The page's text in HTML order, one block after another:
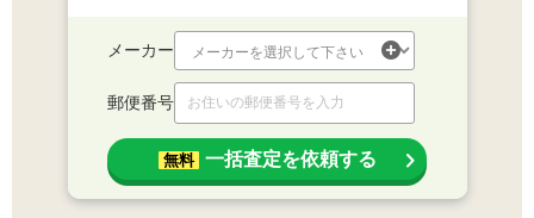
メーカー
郵便番号
無料 一括査定を依頼する